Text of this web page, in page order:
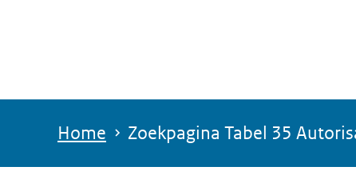
de
gaanHome Zoekpagina Tabel 35